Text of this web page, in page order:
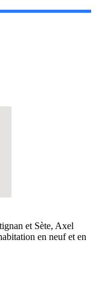
et Sète, Axel
en neuf et en